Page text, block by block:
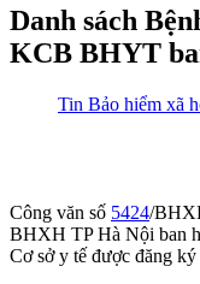
Danh sách
KCB BHYT
Tin Bảo hiểm xã
Công văn số 5424/
BHXH TP Hà Nội ban
Cơ sở y tế được đăng